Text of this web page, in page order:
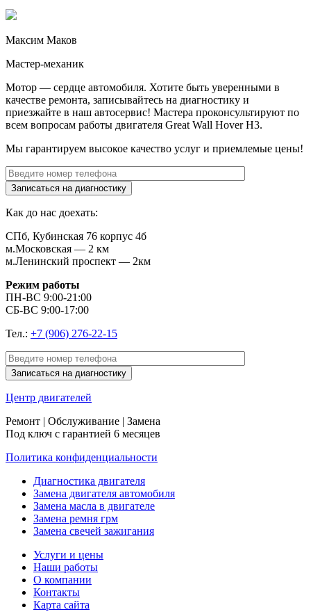
Максим Маков
Мастер-механик
Мотор — сердце автомобиля. Хотите быть уверенными в
качестве ремонта, записывайтесь на диагностику и
приезжайте в наш автосервис! Мастера проконсультируют по
всем вопросам работы двигателя Great Wall Hover H3.
Мы гарантируем высокое качество услуг и приемлемые цены!
Как до нас доехать:
СПб, Кубинская 76 корпус 4б
м.Московская — 2 км
м.Ленинский проспект — 2км
Режим работы
ПН-ВС 9:00-21:00
СБ-ВС 9:00-17:00
Тел.: +7 (906) 276-22-15
Центр двигателей
Ремонт | Обслуживание | Замена
Под ключ с гарантией 6 месяцев
Политика конфиденциальности
Диагностика двигателя
Замена двигателя автомобиля
Замена масла в двигателе
Замена ремня грм
Замена свечей зажигания
Услуги и цены
Наши работы
О компании
Контакты
Карта сайта